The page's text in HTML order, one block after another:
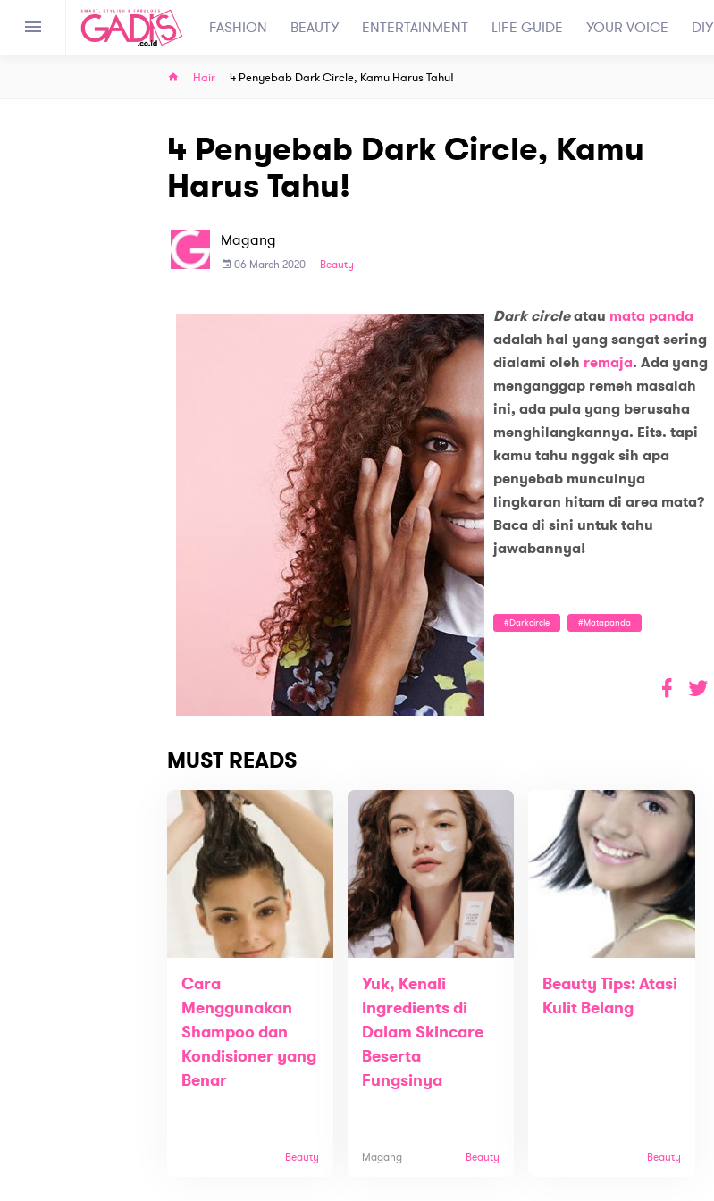
FASHION BEAUTY ENTERTAINMENT LIFE GUIDE YOUR VOICE DIY
Hair 4 Penyebab Dark Circle, Kamu Harus Tahu!
4 Penyebab Dark Circle, Kamu
Harus Tahu!
Magang
06 March 2020 Beauty
Dark circleatau mata panda
adalah hal yang sangat sering
dialami oleh remaja. Ada yang
menganggap remeh masalah
ini, ada pula yang berusaha
menghilangkannya. Eits. tapi
kamu tahu nggak sih apa
penyebab munculnya
lingkaran hitam di area mata?
Baca di sini untuk tahu
jawabannya!
#darkcircle #matapanda
MUST READS
Cara
Menggunakan
Shampoo dan
Kondisioner yang
Benar
Beauty
Yuk, Kenali
Ingredients di
Dalam Skincare
Beserta
Fungsinya
Magang Beauty
Beauty Tips: Atasi
Kulit Belang
Beauty